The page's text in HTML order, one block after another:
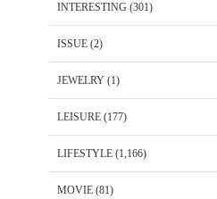
INTERESTING (301)
ISSUE (2)
JEWELRY (1)
LEISURE (177)
LIFESTYLE (1,166)
MOVIE (81)